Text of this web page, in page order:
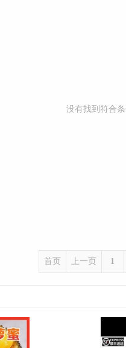
没有找到符合
首页 上一页 1